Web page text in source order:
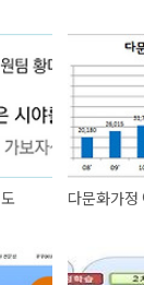
다문화가정